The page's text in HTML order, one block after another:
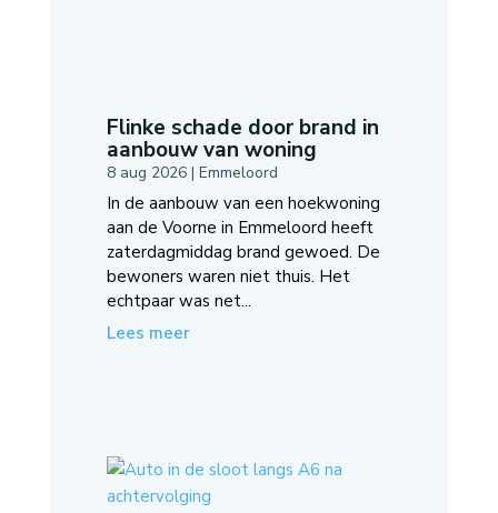
Flinke schade door brand in
aanbouw van woning
8 aug 2026| Emmeloord
In de aanbouw van een hoekwoning
aan de Voorne in Emmeloord heeft
zaterdagmiddag brand gewoed. De
bewoners waren niet thuis. Het
echtpaar was net...
Lees meer